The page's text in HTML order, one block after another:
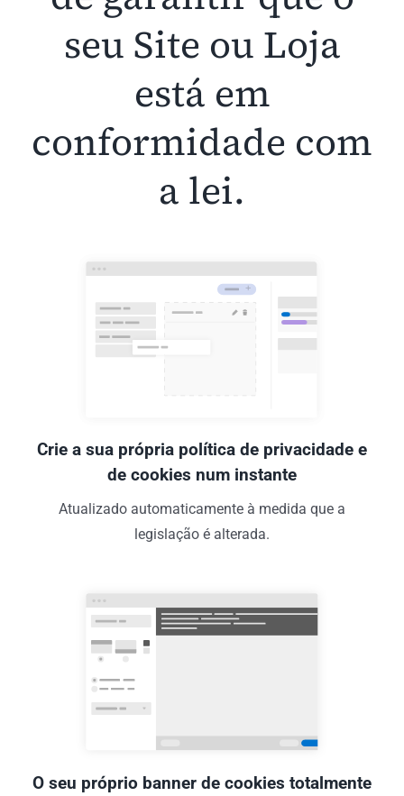
seu Site ou Loja
está em
conformidade com
a lei.
Crie a sua própria política de privacidade e
de cookies num instante
Atualizado automaticamente à medida que a
legislação é alterada.
O seu próprio banner de cookies totalmente